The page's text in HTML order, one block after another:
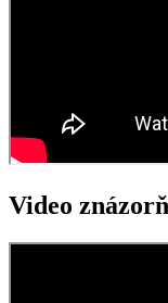
Video